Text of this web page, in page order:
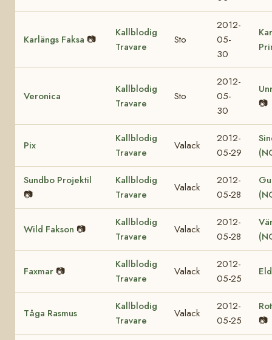
Karlängs Faksa 📷
Kallblodig
Travare
Sto
2012-
05-
30
Veronica
Kallblodig
Travare
Sto
2012-
05-
30
📷
Pix
Kallblodig
Travare
Valack
2012-
05-29
Sundbo Projektil
📷
Kallblodig
Travare
Valack
2012-
05-28
Wild Fakson 📷
Kallblodig
Travare
Valack
2012-
05-28
Faxmar 📷
Kallblodig
Travare
Valack
2012-
05-25
Tåga Rasmus
Kallblodig
Travare
Valack
2012-
05-25
📷